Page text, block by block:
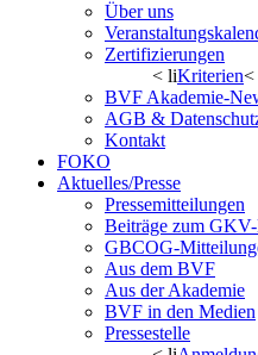
Über uns
Zertifizierungen
< liKriterien<
BVF Akademie-
AGB &
Kontakt
FOKO
Aktuelles/Presse
Pressemitteilungen
Beiträge zum GKV-
GBCOG-
Aus dem BVF
Aus der Akademie
BVF in den Medien
Pressestelle